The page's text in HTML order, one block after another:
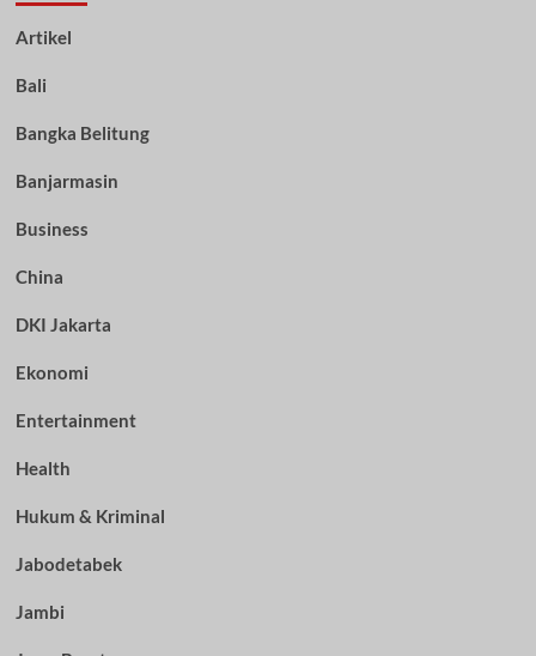
Artikel
Bali
Bangka Belitung
Banjarmasin
Business
China
DKI Jakarta
Ekonomi
Entertainment
Health
Hukum & Kriminal
Jabodetabek
Jambi